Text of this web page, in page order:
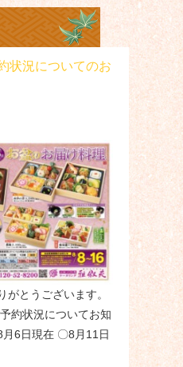
状況についてのお
がとうございます。
約状況についてお知
6日現在 〇8月11日